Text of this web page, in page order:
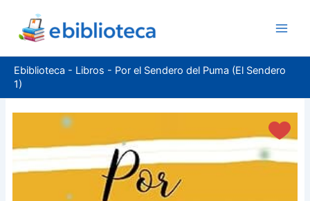
contenido
Ebiblioteca - Libros - Por el Sendero del Puma (El Sendero
1)